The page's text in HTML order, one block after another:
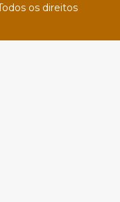
os direitos